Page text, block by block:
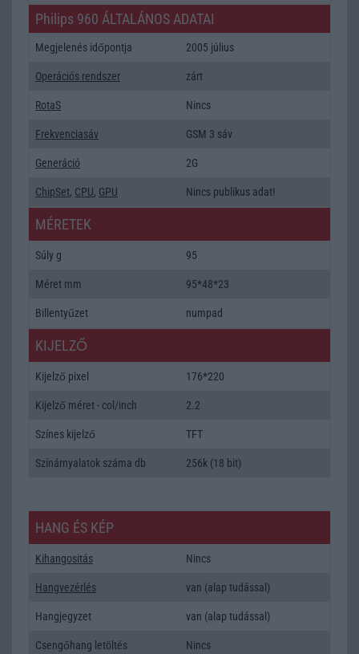
Philips 960 ÁLTALÁNOS ADATAI
Megjelenés időpontja 2005 július
Operációs rendszer zárt
RotaS Nincs
Frekvenciasáv GSM 3 sáv
Generáció 2G
ChipSet, CPU, GPU Nincs publikus adat!
MÉRETEK
Súly g 95
Méret mm 95*48*23
Billentyűzet numpad
KIJELZŐ
Kijelző pixel 176*220
Kijelző méret - col/inch 2.2
Színes kijelző TFT
Színárnyalatok száma db 256k (18 bit)
HANG ÉS KÉP
Kihangositás Nincs
Hangvezérlés van (alap tudással)
Hangjegyzet van (alap tudással)
Csengőhang letöltés Nincs